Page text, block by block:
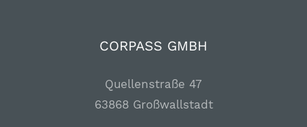
CORPASS GMBH
Quellenstraße 47
63868 Großwallstadt